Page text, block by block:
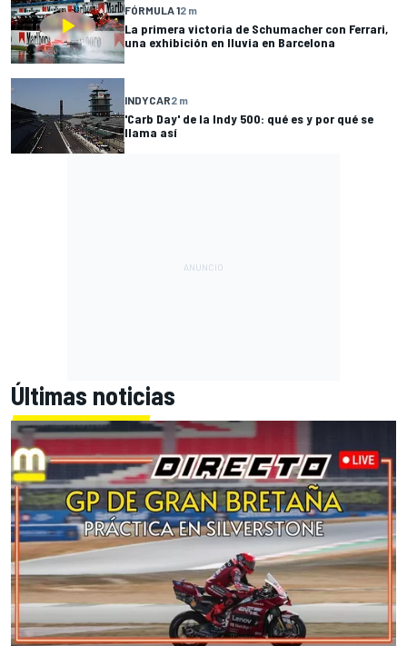
FÓRMULA 12 m
La primera victoria de Schumacher con Ferrari,
una exhibición en lluvia en Barcelona
INDYCAR2 m
'Carb Day' de la Indy 500: qué es y por qué se
llama así
Últimas noticias